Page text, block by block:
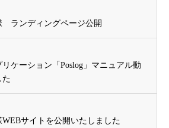
ランディングページ公開
リケーション「Poslog」マニュアル動
た
サイトを公開いたしました